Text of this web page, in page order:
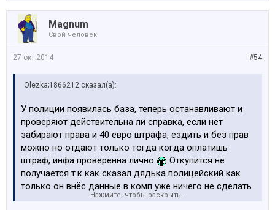
Magnum
Свой человек
#54
27 окт 2014
Olezka;1866212 сказал(а):
У полиции появилась база, теперь останавливают и
проверяют действительна ли справка, если нет
забирают права и 40 евро штрафа, ездить и без прав
можно но отдают только тогда когда оплатишь
штраф, инфа проверенна лично
Откупится не
получается т.к как сказал дядька полицейский как
только он внёс данные в комп уже ничего не сделать
так что если знаете что справка кончилась деньги
Нажмите, чтобы раскрыть...